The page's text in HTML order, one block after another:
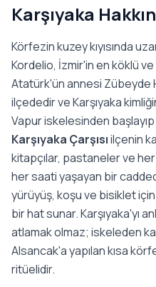
Karşıyaka
Körfezin kuzey kıyısında
Kordelio, İzmir'in en köklü
Atatürk'ün annesi Zübeyde
ilçededir ve Karşıyaka
Vapur iskelesinden
Karşıyaka Çarşısıilçenin
kitapçılar, pastaneler ve her
her saati yaşayan bir
yürüyüş, koşu ve bisiklet
bir hat sunar. Karşıyaka'yı
atlamak olmaz; iskeleden
Alsancak'a yapılan kısa
ritüelidir.